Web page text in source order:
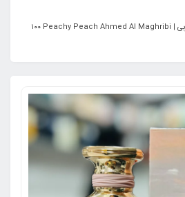
ادکلن بیتشی بیتش احمد المغربی | Peachy Peach Ahmed Al Maghribi ١٠٠